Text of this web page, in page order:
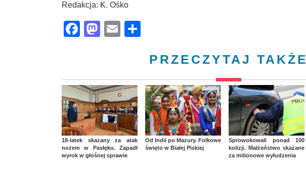
Redakcja: K. Ośko
Facebook
Mastodon
Email
PRZECZYTAJ TAKŻE
18-latek skazany za atak
nożem w Pasłęku. Zapadł
wyrok w głośnej sprawie
Od Indii po Mazury. Folkowe
święto w Białej Piskiej
Sprowokowali ponad 100
kolizji. Małżeństwo skazane
za milionowe wyłudzenia